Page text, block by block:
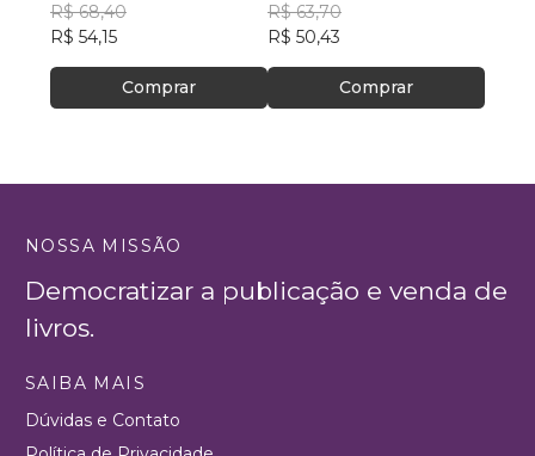
R$ 68,40
R$ 54,15
Comprar
R$ 63,70
R$ 50,43
Comprar
NOSSA MISSÃO
Democratizar a publicação e venda de
livros.
SAIBA MAIS
Dúvidas e Contato